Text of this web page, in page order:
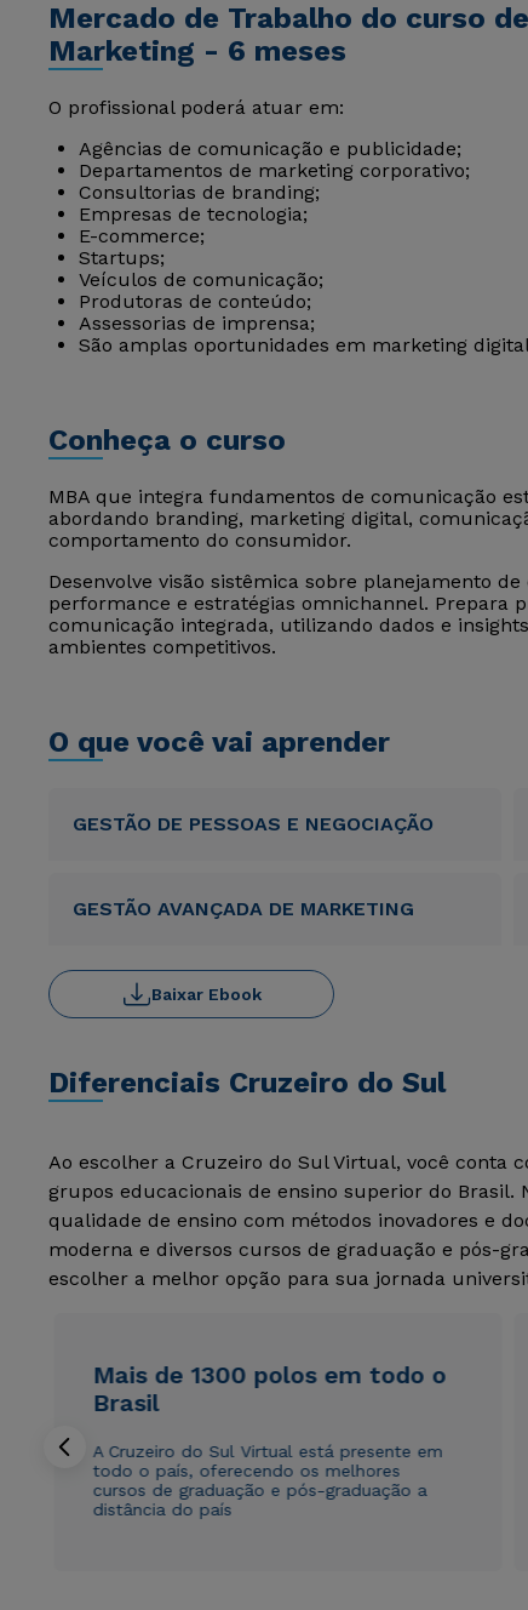
Mercado de Trabalho do curso
Marketing - 6 meses
O profissional poderá atuar em:
Agências de comunicação e publicidade;
Departamentos de marketing corporativo;
Consultorias de branding;
Empresas de tecnologia;
E-commerce;
Startups;
Veículos de comunicação;
Produtoras de conteúdo;
Assessorias de imprensa;
São amplas oportunidades em marketing
Conheça o curso
MBA que integra fundamentos de comunicação
abordando branding, marketing digital,
comportamento do consumidor.
Desenvolve visão sistêmica sobre planejamento
performance e estratégias omnichannel. Prepara
comunicação integrada, utilizando dados e
ambientes competitivos.
O que você vai aprender
GESTÃO DE PESSOAS E NEGOCIAÇÃO
GESTÃO AVANÇADA DE MARKETING
Baixar Ebook
Diferenciais Cruzeiro do Sul
Ao escolher a Cruzeiro do Sul Virtual, você conta
grupos educacionais de ensino superior do Brasil.
qualidade de ensino com métodos inovadores e
moderna e diversos cursos de graduação e pós-
escolher a melhor opção para sua jornada
Mais de 1300 polos em todo o
Brasil
A Cruzeiro do Sul Virtual está presente em
todo o país, oferecendo os melhores
cursos de graduação e pós-graduação a
distância do país